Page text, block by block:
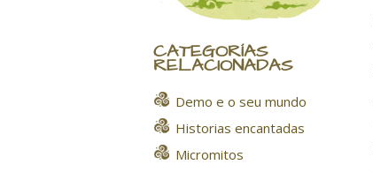
CATEGORÍAS
RELACIONADAS
Demo e o seu mundo
Historias encantadas
Micromitos